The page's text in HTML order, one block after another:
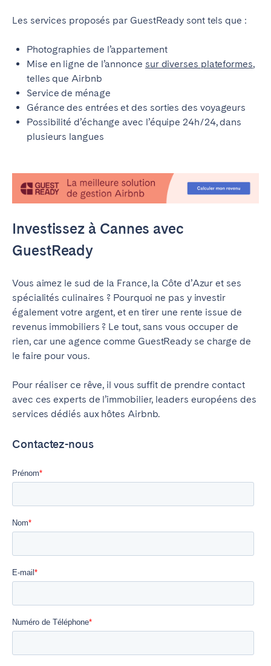
Les services proposés par GuestReady sont tels que :
Photographies de l’appartement
Mise en ligne de l’annonce sur diverses plateformes,
telles que Airbnb
Service de ménage
Gérance des entrées et des sorties des voyageurs
Possibilité d’échange avec l’équipe 24h/24, dans
plusieurs langues
Investissez à Cannes avec
GuestReady
Vous aimez le sud de la France, la Côte d’Azur et ses
spécialités culinaires ? Pourquoi ne pas y investir
également votre argent, et en tirer une rente issue de
revenus immobiliers ? Le tout, sans vous occuper de
rien, car une agence comme GuestReady se charge de
le faire pour vous.
Pour réaliser ce rêve, il vous suffit de prendre contact
avec ces experts de l’immobilier, leaders européens des
services dédiés aux hôtes Airbnb.
Contactez-nous